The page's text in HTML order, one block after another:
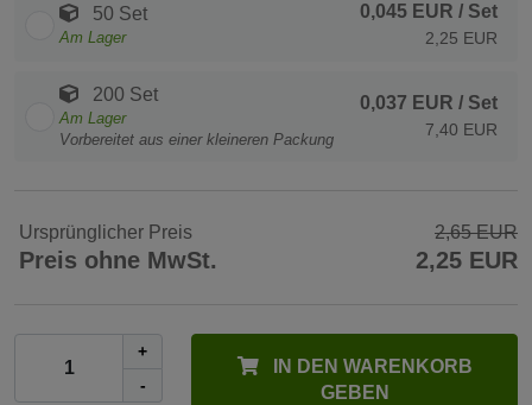
50 Set
Am Lager
0,045 EUR / Set
2,25 EUR
200 Set
Am Lager
Vorbereitet aus einer kleineren Packung
0,037 EUR / Set
7,40 EUR
Ursprünglicher Preis 2,65 EUR
Preis ohne MwSt. 2,25 EUR
+
-
IN DEN WARENKORB
GEBEN